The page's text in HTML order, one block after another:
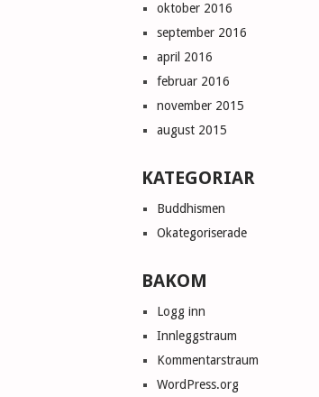
oktober 2016
september 2016
april 2016
februar 2016
november 2015
august 2015
KATEGORIAR
Buddhismen
Okategoriserade
BAKOM
Logg inn
Innleggstraum
Kommentarstraum
WordPress.org